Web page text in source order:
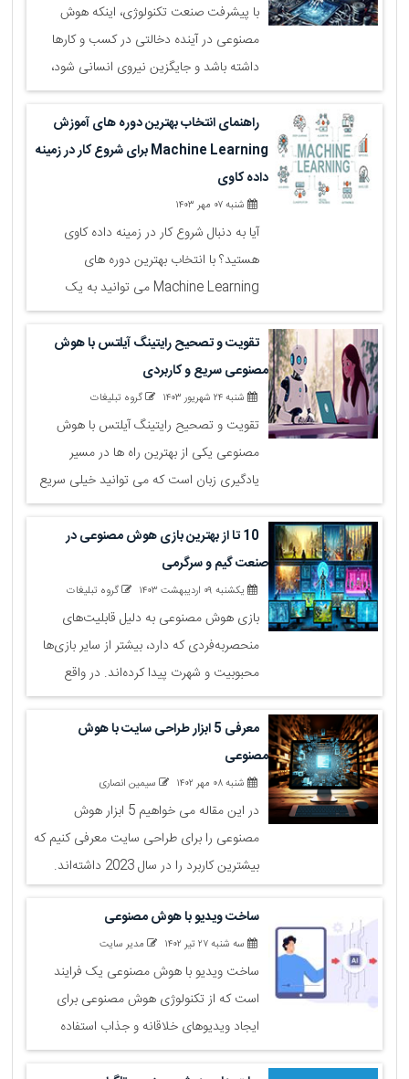
با پیشرفت صنعت تکنولوژی، اینکه هوش
مصنوعی در آینده دخالتی در کسب و کارها
داشته باشد و جایگزین نیروی انسانی شود،
حقیقتی انکار ناپذیر است که باید آن را قبول
کنیم. هوش مصنوعی صنایع بسیاری را تحت
تاثیر قرار داده و آن ها را تغییر می دهد،
کارشناسان خدمات سئو تهران می گویند هدف
از ایجاد هوش مصنوعی، افزایش توانمندی در
انسان ها و بهره وری در کارها می باشد.
راهنمای انتخاب بهترین دوره های آموزش
Machine Learning برای شروع کار در زمینه
داده کاوی
شنبه ۰۷ مهر ۱۴۰۳
آیا به دنبال شروع کار در زمینه داده کاوی
هستید؟ با انتخاب بهترین دوره های
Machine Learning می توانید به یک
تحلیلگر داده حرفه ای تبدیل شوید. این مقاله
شما را در مسیر انتخاب دوره مناسب، از مبتدی
تا پیشرفته، همراهی می کند. تجربه های
واقعی، پروژه های عملی و راهنمایی از اساتید
مجرب، همگی در یک مسیر جذاب!
تقویت و تصحیح رایتینگ آیلتس با هوش
مصنوعی سریع و کاربردی
شنبه ۲۴ شهریور ۱۴۰۳ گروه تبلیغات
تقویت و تصحیح رایتینگ آیلتس با هوش
مصنوعی یکی از بهترین راه ها در مسیر
یادگیری زبان است که می توانید خیلی سریع
به هدف تان برسید
10 تا از بهترین بازی هوش مصنوعی در
صنعت گیم و سرگرمی
یکشنبه ۰۹ اردیبهشت ۱۴۰۳ گروه تبلیغات
بازی هوش مصنوعی به دلیل قابلیت‌های
منحصربه‌فردی که دارد، بیشتر از سایر بازی‌ها
محبوبیت و شهرت پیدا کرده‌اند. در واقع
سازندگان بازی‌های کامپیوتری برای اینکه گیمر
را به دنیای واقعی‌تر و جذاب‌تری ببرند، هوش
مصنوعی را در فرآیند طراحی و توسعه بازی به
کار می‌گیرند.
معرفی 5 ابزار طراحی سایت با هوش
مصنوعی
شنبه ۰۸ مهر ۱۴۰۲ سیمین انصاری
در این مقاله می خواهیم 5 ابزار هوش
مصنوعی را برای طراحی سایت معرفی کنیم که
بیشترین کاربرد را در سال 2023 داشته‌اند.
ساخت ویدیو با هوش مصنوعی
سه شنبه ۲۷ تیر ۱۴۰۲ مدیر سایت
ساخت ویدیو با هوش مصنوعی یک فرایند
است که از تکنولوژی هوش مصنوعی برای
ایجاد ویدیوهای خلاقانه و جذاب استفاده
می‌کند. در این مقاله از سایت جت با ما همراه